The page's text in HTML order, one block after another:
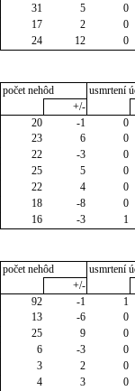
31 5
0
17 2
0
24 12 0
počet nehôd
usmrtení
+/-
20 -1
0
23 6
0
22 -3
0
25 5
0
22 4
0
18 -8
0
16 -3 1
počet nehôd
usmrtení
+/-
92 -1
1
13 -6
0
25 9
0
6 -3
0
3 2
0
4 3
0